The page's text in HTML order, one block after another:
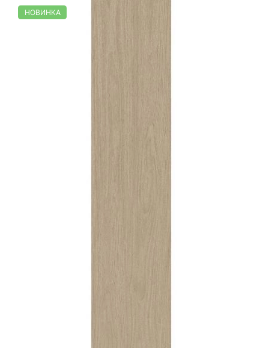
НОВИНКА